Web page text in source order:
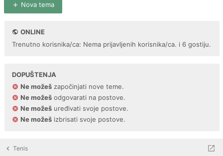
Nova tema
ONLINE
Trenutno korisnika/ca: Nema prijavljenih korisnika/ca. i 6 gostiju.
DOPUŠTENJA
Ne možeš započinjati nove teme.
Ne možeš odgovarati na postove.
Ne možeš uređivati svoje postove.
Ne možeš izbrisati svoje postove.
Tenis